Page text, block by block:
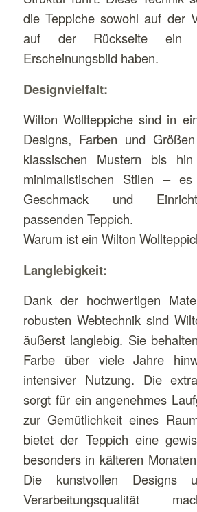
die Teppiche sowohl auf der
auf der Rückseite ein
Erscheinungsbild haben.
Designvielfalt:
Wilton Wollteppiche sind in
Designs, Farben und
klassischen Mustern bis
minimalistischen Stilen –
Geschmack und
passenden Teppich.
Warum ist ein Wilton
Langlebigkeit:
Dank der hochwertigen
robusten Webtechnik sind
äußerst langlebig. Sie
Farbe über viele Jahre
intensiver Nutzung. Die
sorgt für ein angenehmes
zur Gemütlichkeit eines
bietet der Teppich eine
besonders in kälteren
Die kunstvollen Designs
Verarbeitungsqualität